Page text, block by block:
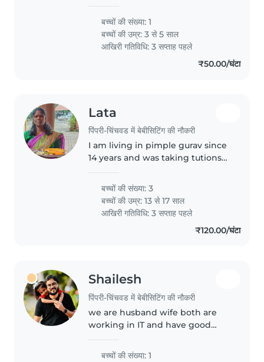
comfortable in English and Hindi
to engage their curious mind
बच्चों की संख्या: 1
बच्चों की उम्र:3 से 5 साल
आखिरी गतिविधि: 3 सप्ताह पहले
₹50.00/घंटा
Lata
पिंपरी-चिंचवड में बेबीसिटिंग की नौकरी
I am living in pimple gurav since
14 years and was taking tutions
And now my childrens are
grown up and I need money for
them for their education..
बच्चों की संख्या: 3
बच्चों की उम्र:13 से 17 साल
आखिरी गतिविधि: 3 सप्ताह पहले
₹120.00/घंटा
Shailesh
पिंपरी-चिंचवड में बेबीसिटिंग की नौकरी
we are husband wife both are
working in IT and have good
बच्चों की संख्या: 1